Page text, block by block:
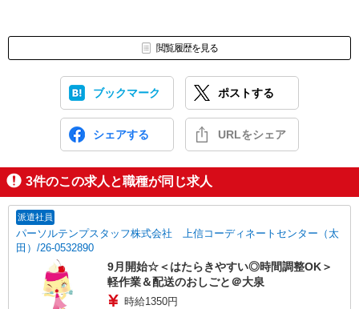
閲覧履歴を見る
ブックマーク ポストする
シェアする URLをシェア
3件のこの求人と職種が同じ求人
派遣社員
パーソルテンプスタッフ株式会社 上信コーディネートセンター（太
田）/26-0532890
9月開始☆＜はたらきやすい◎時間調整OK＞
軽作業＆配送のおしごと＠大泉
時給1350円